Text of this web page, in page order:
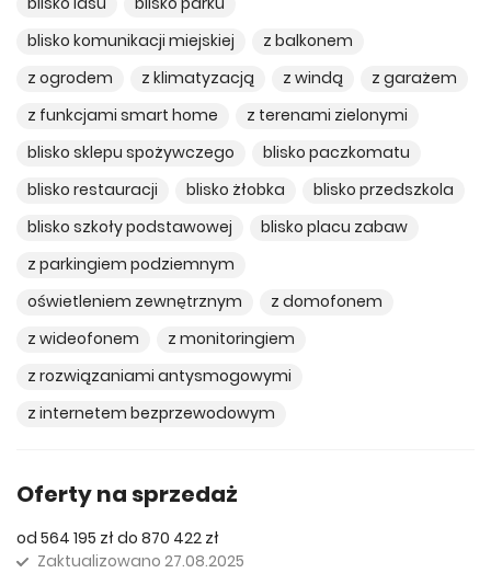
blisko komunikacji miejskiej
z balkonem
z ogrodem
z klimatyzacją z windą
z garażem
z funkcjami smart home
z terenami zielonymi
blisko sklepu spożywczego
blisko paczkomatu
blisko restauracji
blisko żłobka
blisko przedszkola
blisko szkoły podstawowej
blisko placu zabaw
z parkingiem podziemnym
oświetleniem zewnętrznym
z domofonem
z wideofonem
z monitoringiem
z rozwiązaniami antysmogowymi
z internetem bezprzewodowym
Oferty na sprzedaż
od 564 195 zł do 870 422 zł
Zaktualizowano 27.08.2025